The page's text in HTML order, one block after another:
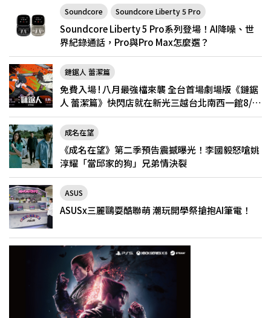
Soundcore Soundcore Liberty 5 Pro
Soundcore Liberty 5 Pro系列登場！AI降噪、世
界紀錄通話，Pro與Pro Max怎麼選？
鏈鋸人 蕾潔篇
免費入場 ! 八月最強檔來襲 全台首場劇場版《鏈鋸
人 蕾潔篇》快閃店就在新光三越台北南西一館8/6
限定登場
成名在望
《成名在望》第二季預告震撼曝光！李國毅怒嗆姚
淳耀「當邱家的狗」兄弟情決裂
ASUS
ASUSx三麗鷗耍酷聯萌 潮玩開學祭搶抱AI筆電！